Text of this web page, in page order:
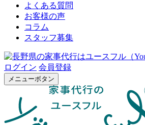
よくある質問
お客様の声
コラム
スタッフ募集
ログイン 会員登録
メニューボタン